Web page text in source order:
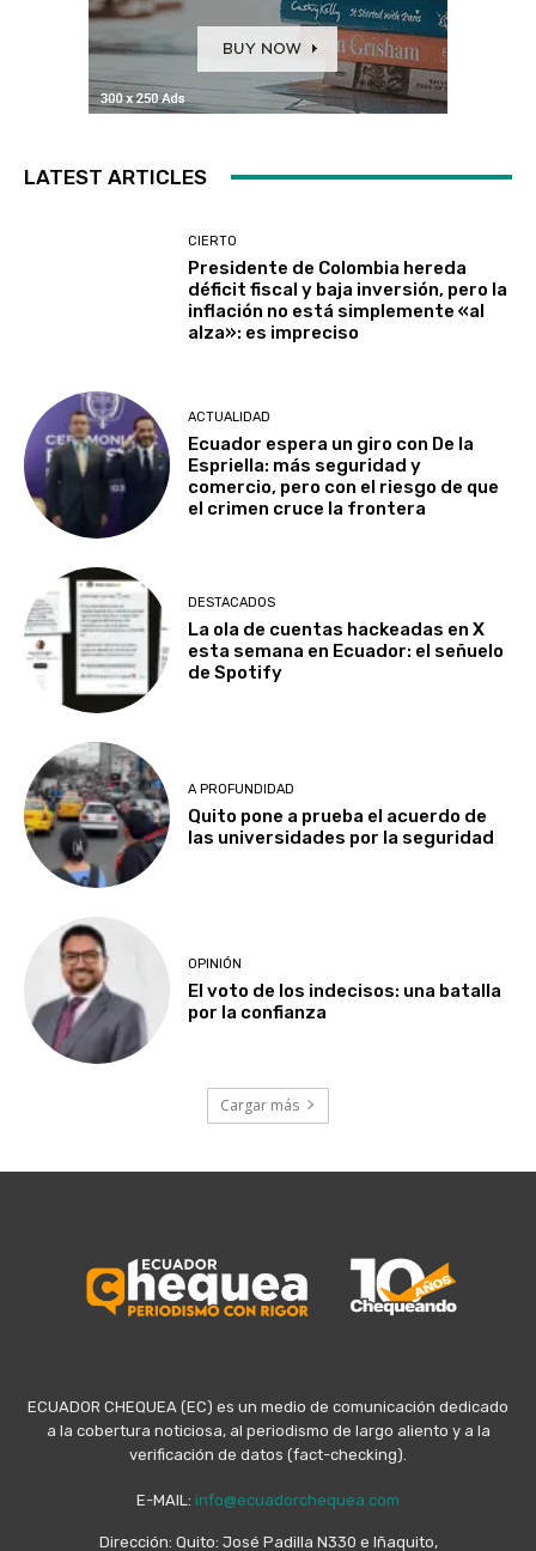
LATEST ARTICLES
CIERTO
Presidente de Colombia hereda
déficit fiscal y baja inversión, pero la
inflación no está simplemente «al
alza»: es impreciso
ACTUALIDAD
Ecuador espera un giro con De la
Espriella: más seguridad y
comercio, pero con el riesgo de que
el crimen cruce la frontera
DESTACADOS
La ola de cuentas hackeadas en X
esta semana en Ecuador: el señuelo
de Spotify
A PROFUNDIDAD
Quito pone a prueba el acuerdo de
las universidades por la seguridad
OPINIÓN
El voto de los indecisos: una batalla
por la confianza
Cargar más
ECUADOR CHEQUEA (EC) es un medio de comunicación dedicado
a la cobertura noticiosa, al periodismo de largo aliento y a la
verificación de datos (fact-checking).
E-MAIL: info@ecuadorchequea.com
Dirección: Quito: José Padilla N330 e Iñaquito,